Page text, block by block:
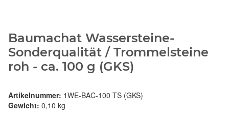
Baumachat Wassersteine-
Sonderqualität / Trommelsteine
roh - ca. 100 g (GKS)
Artikelnummer: 1WE-BAC-100 TS (GKS)
Gewicht: 0,10 kg